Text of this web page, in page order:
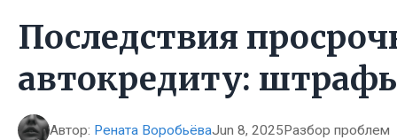
Последствия
автокредиту:
Автор: Рената ВоробьёваJun 8, 2025Разбор проблем